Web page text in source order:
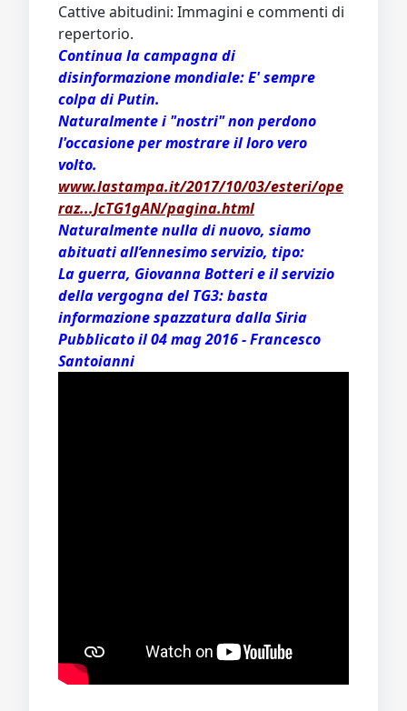
Cattive abitudini: Immagini e commenti di
repertorio.
Continua la campagna di
disinformazione mondiale: E' sempre
colpa di Putin.
Naturalmente i "nostri" non perdono
l'occasione per mostrare il loro vero
volto.
www.lastampa.it/2017/10/03/esteri/ope
raz...JcTG1gAN/pagina.html
Naturalmente nulla di nuovo, siamo
abituati all’ennesimo servizio, tipo:
La guerra, Giovanna Botteri e il servizio
della vergogna del TG3: basta
informazione spazzatura dalla Siria
Pubblicato il 04 mag 2016 - Francesco
Santoianni